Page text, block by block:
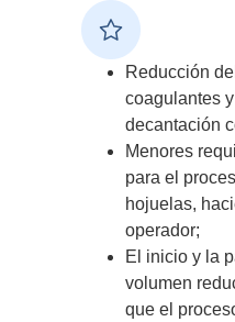
Reducción
coagulantes
decantación
Menores
para el
hojuelas,
operador;
El inicio y la
volumen
que el